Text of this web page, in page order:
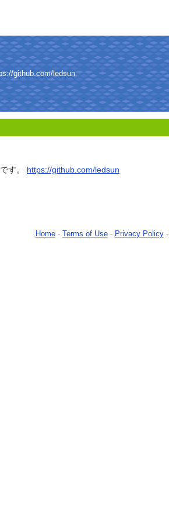
github.com/ledsun
です。 https://github.com/ledsun
Home- Terms of Use- Privacy Policy-